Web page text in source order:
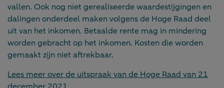
vallen. Ook nog niet gerealiseerde waardestijgingen en
dalingen onderdeel maken volgens de Hoge Raad deel
uit van het inkomen. Betaalde rente mag in mindering
worden gebracht op het inkomen. Kosten die worden
gemaakt zijn niet aftrekbaar.
Lees meer over de uitspraak van de Hoge Raad van 21